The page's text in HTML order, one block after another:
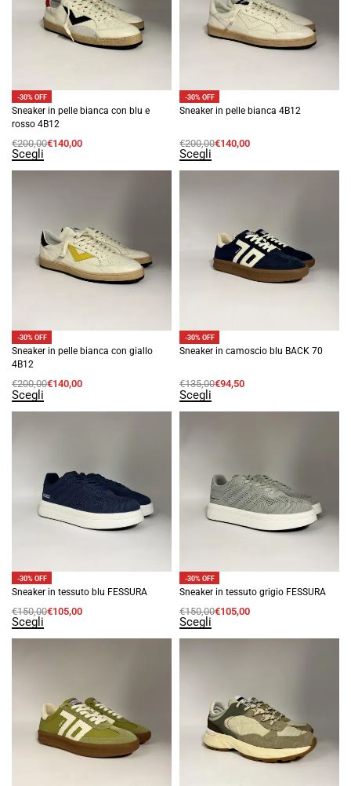
-30% OFF
Sneaker in pelle bianca con blu e
rosso 4B12
€200,00€140,00
Scegli
-30% OFF
Sneaker in pelle bianca 4B12
€200,00€140,00
Scegli
-30% OFF
Sneaker in pelle bianca con giallo
4B12
€200,00€140,00
Scegli
-30% OFF
Sneaker in camoscio blu BACK 70
€135,00€94,50
Scegli
-30% OFF
Sneaker in tessuto blu FESSURA
€150,00€105,00
Scegli
-30% OFF
Sneaker in tessuto grigio FESSURA
€150,00€105,00
Scegli